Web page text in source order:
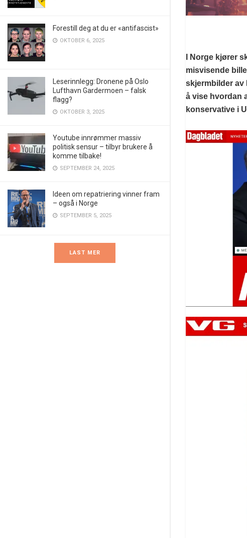
Forestill deg at du er «antifascist»
OKTOBER 6, 2025
Leserinnlegg: Dronene på Oslo
Lufthavn Gardermoen – falsk
flagg?
OKTOBER 3, 2025
Youtube innrømmer massiv
politisk sensur – tilbyr brukere å
komme tilbake!
SEPTEMBER 24, 2025
Ideen om repatriering vinner fram
– også i Norge
SEPTEMBER 5, 2025
LAST MER
I Norge kjører
misvisende
skjermbilder av
å vise hvordan
konservative i